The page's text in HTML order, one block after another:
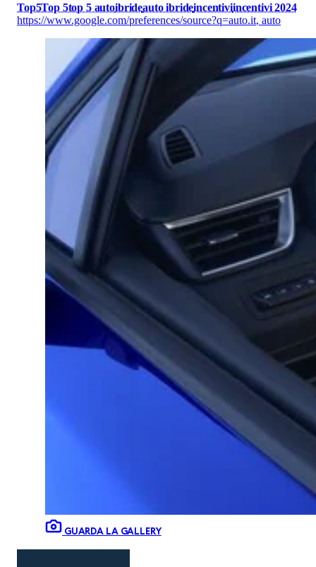
Top5Top 5top 5 autoibrideauto ibrideincentiviincentivi 2024
https://www.google.com/preferences/source?q=auto.it, auto
GUARDA LA GALLERY